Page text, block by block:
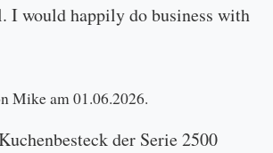
I would happily do business with
Mike am 01.06.2026.
der Serie 2500